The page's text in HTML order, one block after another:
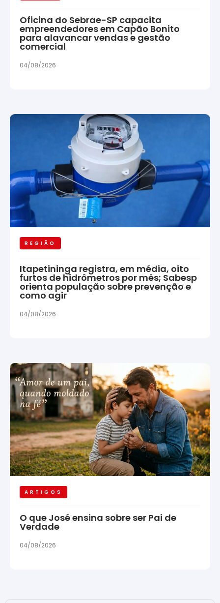
Oficina do Sebrae-SP capacita
empreendedores em Capão Bonito
para alavancar vendas e gestão
comercial
04/08/2026
REGIÃO
Itapetininga registra, em média, oito
furtos de hidrômetros por mês; Sabesp
orienta população sobre prevenção e
como agir
04/08/2026
ARTIGOS
O que José ensina sobre ser Pai de
Verdade
04/08/2026